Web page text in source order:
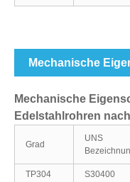
Mechanische
Mechanische
Edelstahlrohren
Grad
UNS
TP304 S30400